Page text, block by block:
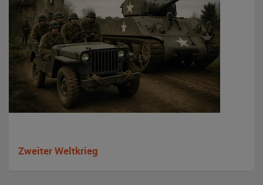
Zweiter Weltkrieg